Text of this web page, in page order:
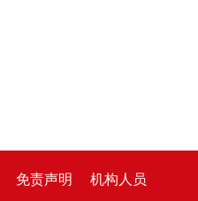
免责声明
机构人员